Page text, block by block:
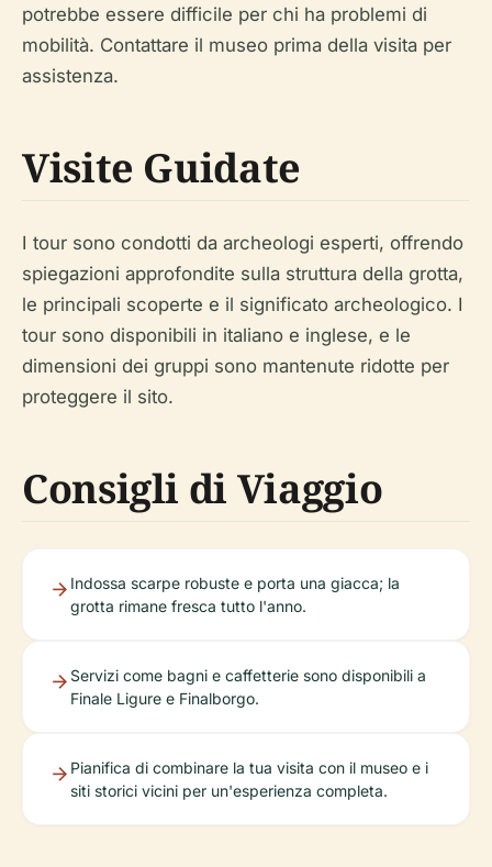
potrebbe essere difficile per chi ha problemi di
mobilità. Contattare il museo prima della visita per
assistenza.
Visite Guidate
I tour sono condotti da archeologi esperti, offrendo
spiegazioni approfondite sulla struttura della grotta,
le principali scoperte e il significato archeologico. I
tour sono disponibili in italiano e inglese, e le
dimensioni dei gruppi sono mantenute ridotte per
proteggere il sito.
Consigli di Viaggio
Indossa scarpe robuste e porta una giacca; la
grotta rimane fresca tutto l'anno.
Servizi come bagni e caffetterie sono disponibili a
Finale Ligure e Finalborgo.
Pianifica di combinare la tua visita con il museo e i
siti storici vicini per un'esperienza completa.